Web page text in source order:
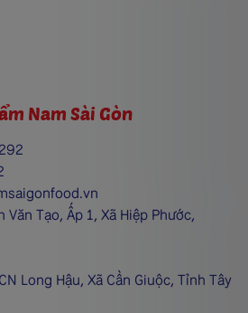
Nam Sài Gòn
Tạo, Ấp 1, Xã Hiệp Phước,
Long Hậu, Xã Cần Giuộc, Tỉnh Tây